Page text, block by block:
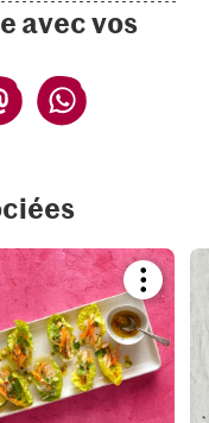
avec vos
recipe
or
add
it
to
your